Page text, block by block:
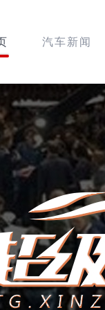
汽车新闻